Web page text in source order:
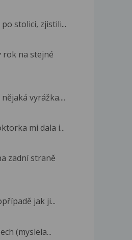
stolici, zjistili...
rok na stejné
vyrážka....
mi dala i...
zadní straně
jak ji...
(myslela...